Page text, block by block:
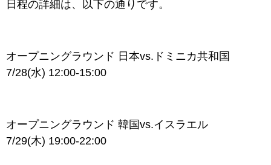
日程の詳細は、以下の通りです。
オープニングラウンド 日本vs.ドミニカ共和国
7/28(水) 12:00-15:00
オープニングラウンド 韓国vs.イスラエル
7/29(木) 19:00-22:00